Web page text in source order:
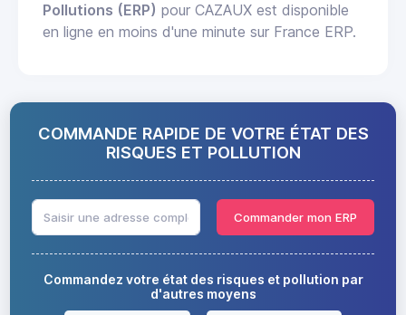
Pollutions (ERP) pour CAZAUX est disponible
en ligne en moins d'une minute sur France ERP.
COMMANDE RAPIDE DE VOTRE ÉTAT DES
RISQUES ET POLLUTION
Commander mon ERP
Commandez votre état des risques et pollution par
d'autres moyens